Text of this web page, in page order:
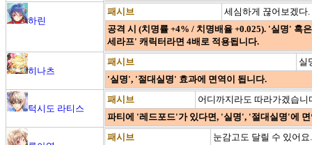
하린
패시브
세심하게 끊어보겠다.
공격 시 (치명률 +4% / 치명배율 +0.025). '실명' 혹
세라프' 캐릭터라면 4배로 적용됩니다.
히나츠
패시브
실
'실명', '절대실명' 효과에 면역이 됩니다.
턱시도 라티스
패시브
어디까지라도 따라가겠습니
파티에 '레드포드'가 있다면, '실명', '절대실명'에 면
패시브
눈감고도 달릴 수 있어요.